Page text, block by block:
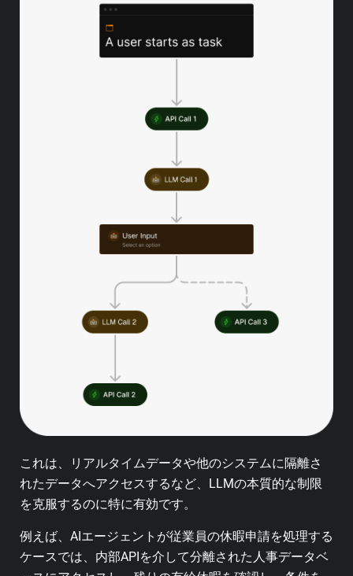
これは、リアルタイムデータや他のシステムに隔離さ
れたデータへアクセスするなど、LLMの本質的な制限
を克服するのに特に有効です。
例えば、AIエージェントが従業員の休暇申請を処理する
ケースでは、内部APIを介して分離された人事データベ